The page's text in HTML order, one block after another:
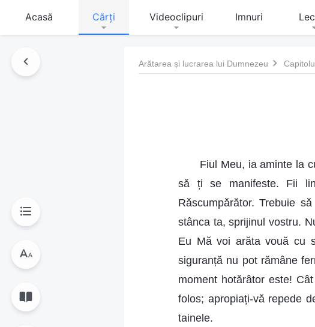
Acasă Cărți Videoclipuri Imnuri
Arătarea și lucrarea lui Dumnezeu
Fiul Meu, ia aminte la
să ți se manifeste. Fii
Răscumpărător. Trebuie
stânca ta, sprijinul vostru.
Eu Mă voi arăta vouă cu
siguranță nu pot rămâne
moment hotărâtor este!
folos; apropiați-vă repede
tainele.